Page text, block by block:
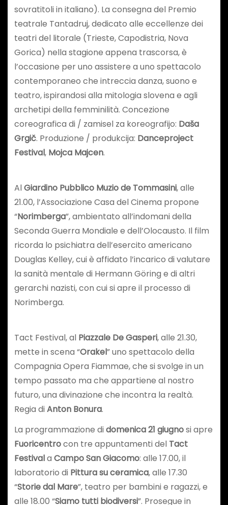
sovratitoli in italiano). La consegna del Premio
teatrale Tantadruj, dedicato alle eccellenze dei
teatri del litorale (Trieste, Capodistria, Nova
Gorica) nella stagione appena trascorsa, è
l’occasione per uno assistere a uno spettacolo
contemporaneo che intreccia danza, suono e
teatro, ispirandosi alla mitologia slovena e agli
archetipi della femminilità. Concezione
coreografica di / zamisel za koreografijo: Daša
Grgič. Produzione / produkcija: Danceproject
Festival, Mojca Majcen.
AlGiardino Pubblico Muzio de Tommasini, alle
21.00, l’Associazione Casa del Cinema propone
“Norimberga”, ambientato all’indomani della
Seconda Guerra Mondiale e dell’Olocausto. Il film
ricorda lo psichiatra dell’esercito americano
Douglas Kelley, cui è affidato l’incarico di valutare
la sanità mentale di Hermann Göring e di altri
gerarchi nazisti, con cui si apre il processo di
Norimberga.
Tact Festival, al Piazzale De Gasperi, alle 21.30,
mette in scena “Orakel” uno spettacolo della
Compagnia Opera Fiammae, che si svolge in un
tempo passato ma che appartiene al nostro
futuro, una divinazione che incontra la realtà.
Regia diAnton Bonura.
La programmazione didomenica 21 giugnosi apre
Fuoricentrocon tre appuntamenti del Tact
Festivala Campo San Giacomo: alle 17.00, il
laboratorio di Pittura su ceramica, alle 17.30
“Storie dal Mare”, teatro per bambini e ragazzi, e
alle 18.00 “Siamo tutti biodiversi”. Prosegue in